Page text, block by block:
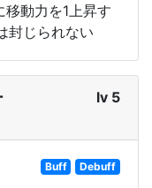
移動力を1上昇す
封じられない
lv 5
Buff Debuff